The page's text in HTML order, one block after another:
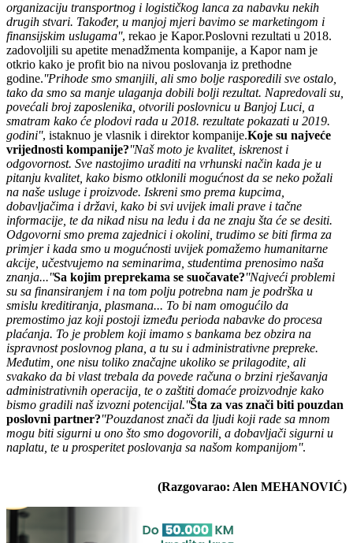
organizaciju transportnog i logističkog lanca za nabavku nekih
drugih stvari. Također, u manjoj mjeri bavimo se marketingom i
finansijskim uslugama'', rekao je Kapor.Poslovni rezultati u 2018.
zadovoljili su apetite menadžmenta kompanije, a Kapor nam je
otkrio kako je profit bio na nivou poslovanja iz prethodne
godine.''Prihode smo smanjili, ali smo bolje rasporedili sve ostalo,
tako da smo sa manje ulaganja dobili bolji rezultat. Napredovali su,
povećali broj zaposlenika, otvorili poslovnicu u Banjoj Luci, a
smatram kako će plodovi rada u 2018. rezultate pokazati u 2019.
godini'', istaknuo je vlasnik i direktor kompanije.Koje su najveće
vrijednosti kompanije?''Naš moto je kvalitet, iskrenost i
odgovornost. Sve nastojimo uraditi na vrhunski način kada je u
pitanju kvalitet, kako bismo otklonili mogućnost da se neko požali
na naše usluge i proizvode. Iskreni smo prema kupcima,
dobavljačima i državi, kako bi svi uvijek imali prave i tačne
informacije, te da nikad nisu na ledu i da ne znaju šta će se desiti.
Odgovorni smo prema zajednici i okolini, trudimo se biti firma za
primjer i kada smo u mogućnosti uvijek pomažemo humanitarne
akcije, učestvujemo na seminarima, studentima prenosimo naša
znanja...''Sa kojim preprekama se suočavate?''Najveći problemi
su sa finansiranjem i na tom polju potrebna nam je podrška u
smislu kreditiranja, plasmana... To bi nam omogućilo da
premostimo jaz koji postoji između perioda nabavke do procesa
plaćanja. To je problem koji imamo s bankama bez obzira na
ispravnost poslovnog plana, a tu su i administrativne prepreke.
Međutim, one nisu toliko značajne ukoliko se prilagodite, ali
svakako da bi vlast trebala da povede računa o brzini rješavanja
administrativnih operacija, te o zaštiti domaće proizvodnje kako
bismo gradili naš izvozni potencijal.''Šta za vas znači biti pouzdan
poslovni partner?''Pouzdanost znači da ljudi koji rade sa mnom
mogu biti sigurni u ono što smo dogovorili, a dobavljači sigurni u
naplatu, te u prosperitet poslovanja sa našom kompanijom''.
(Razgovarao: Alen MEHANOVIĆ)